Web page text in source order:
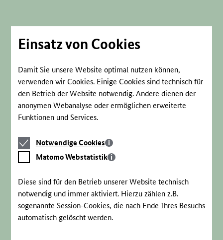
Einsatz von Cookies
Damit Sie unsere Website optimal nutzen können,
verwenden wir Cookies. Einige Cookies sind technisch für
den Betrieb der Website notwendig. Andere dienen der
anonymen Webanalyse oder ermöglichen erweiterte
Funktionen und Services.
Notwendige
Cookies
Notwendige Cookies
Matomo
Webstatistik
Matomo Webstatistik
Diese sind für den Betrieb unserer Website technisch
notwendig und immer aktiviert. Hierzu zählen z.B.
sogenannte Session-Cookies, die nach Ende Ihres Besuchs
automatisch gelöscht werden.